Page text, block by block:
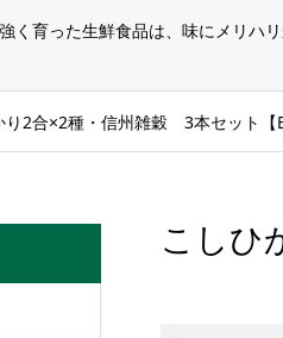
く育った生鮮食品は、味にメリハ
り2合×2種・信州雑穀 3本セット【E
こしひ